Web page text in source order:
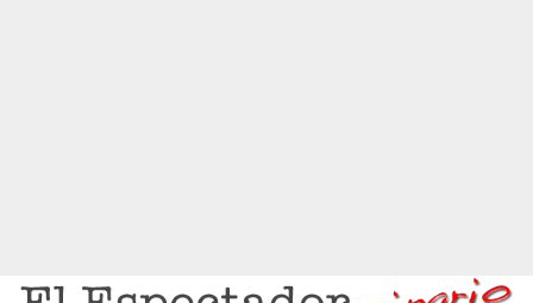
Saltar